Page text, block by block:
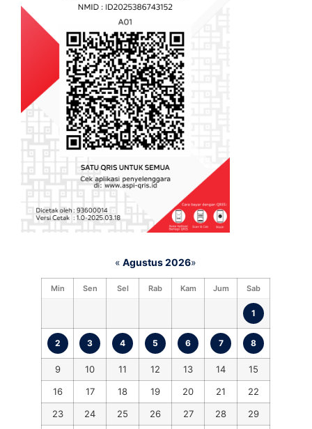
« Agustus 2026»
Min Sen Sel Rab Kam Jum Sab
1
2 3 4 5 6 7 8
9 10 11 12 13 14
15
16
17 18 19 20 21
22
23
24 25 26 27 28
29